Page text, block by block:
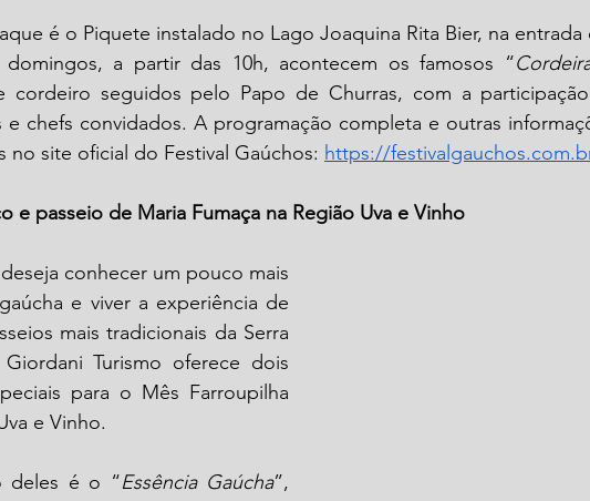
é o Piquete instalado no Lago Joaquina Rita Bier, na entrada
domingos, a partir das 10h, acontecem os famosos “
cordeiro seguidos pelo Papo de Churras, com a
e chefs convidados. A programação completa e outras
no site oficial do Festival Gaúchos: https://
e passeio de Maria Fumaça na Região Uva e Vinho
conhecer um pouco mais
e viver a experiência de
mais tradicionais da Serra
Turismo oferece dois
para o Mês Farroupilha
e Vinho.
deles é o “Essência Gaúcha”,